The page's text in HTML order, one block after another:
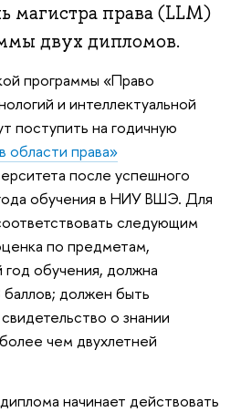
магистра права (LLM)
двух дипломов.
программы «Право
и интеллектуальной
поступить на годичную
области права»
после успешного
обучения в НИУ ВШЭ. Для
следующим
по предметам,
обучения, должна
должен быть
о знании
чем двухлетней
начинает действовать